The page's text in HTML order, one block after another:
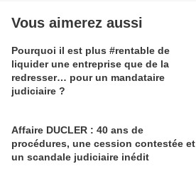
Vous aimerez aussi
Pourquoi il est plus #rentable de
liquider une entreprise que de la
redresser… pour un mandataire
judiciaire ?
Affaire DUCLER : 40 ans de
procédures, une cession contestée et
un scandale judiciaire inédit